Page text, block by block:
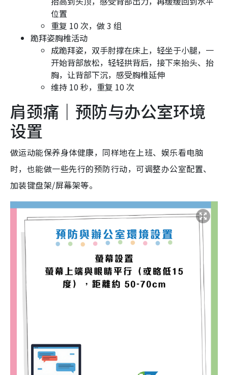
位置
重复 10 次，做 3 组
跪拜姿胸椎活动
成跪拜姿，双手肘撑在床上，轻坐于小腿，一
开始背部放松，轻轻拱背后，接下来抬头、抬
胸，让背部下沉，感受胸椎延伸
维持 10 秒，重复 10 次
肩颈痛｜预防与办公室环境
设置
做运动能保养身体健康，同样地在上班、娱乐看电脑
时，也能做一些先行的预防行动，可调整办公室配置、
加装键盘架/屏幕架等。